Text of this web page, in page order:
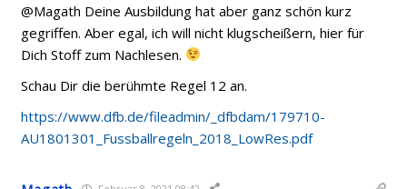
@Magath Deine Ausbildung hat aber ganz schön kurz
gegriffen. Aber egal, ich will nicht klugscheißern, hier für
Dich Stoff zum Nachlesen.
Schau Dir die berühmte Regel 12 an.
https://www.dfb.de/fileadmin/_dfbdam/179710-
AU1801301_Fussballregeln_2018_LowRes.pdf